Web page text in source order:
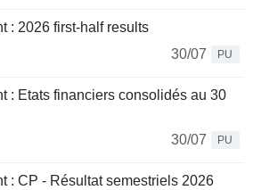
: 2026 first-half results
30/07
PU
: Etats financiers consolidés au 30
30/07
PU
: CP - Résultat semestriels 2026